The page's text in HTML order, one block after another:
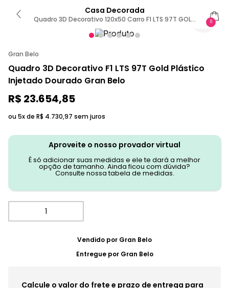
Casa Decorada
Quadro 3D Decorativo 120x50 Carro F1 LTS 97T GOLD
G53 - Gran Belo
0
Gran Belo
Quadro 3D Decorativo F1 LTS 97T Gold Plástico
Injetado Dourado Gran Belo
R$ 23.654,85
ou 5x de R$ 4.730,97 sem juros
Aproveite o nosso provador virtual
É só adicionar suas medidas e ele te dará a melhor
opção de tamanho. Ainda ficou com dúvida?
Consulte nossa tabela de medidas.
Vendido por Gran Belo
Entregue por Gran Belo